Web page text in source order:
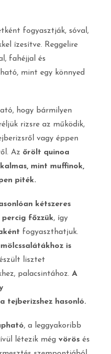
fogyasztják, sóval,
ízesítve. Reggelire
fahéjjal és
mint egy könnyed
hogy bármilyen
rizsre az működik,
vagy éppen
Az őrölt quinoa
mint muffinok,
piték.
kétszeres
percig főzzük, így
fogyaszthatjuk.
is
lisztet
palacsintához. A
tejberizshez hasonló.
, a leggyakoribb
létezik még vörös és